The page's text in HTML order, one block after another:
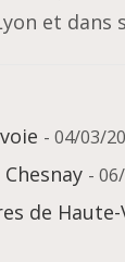
et dans
- 04/03/
-
de Haute-